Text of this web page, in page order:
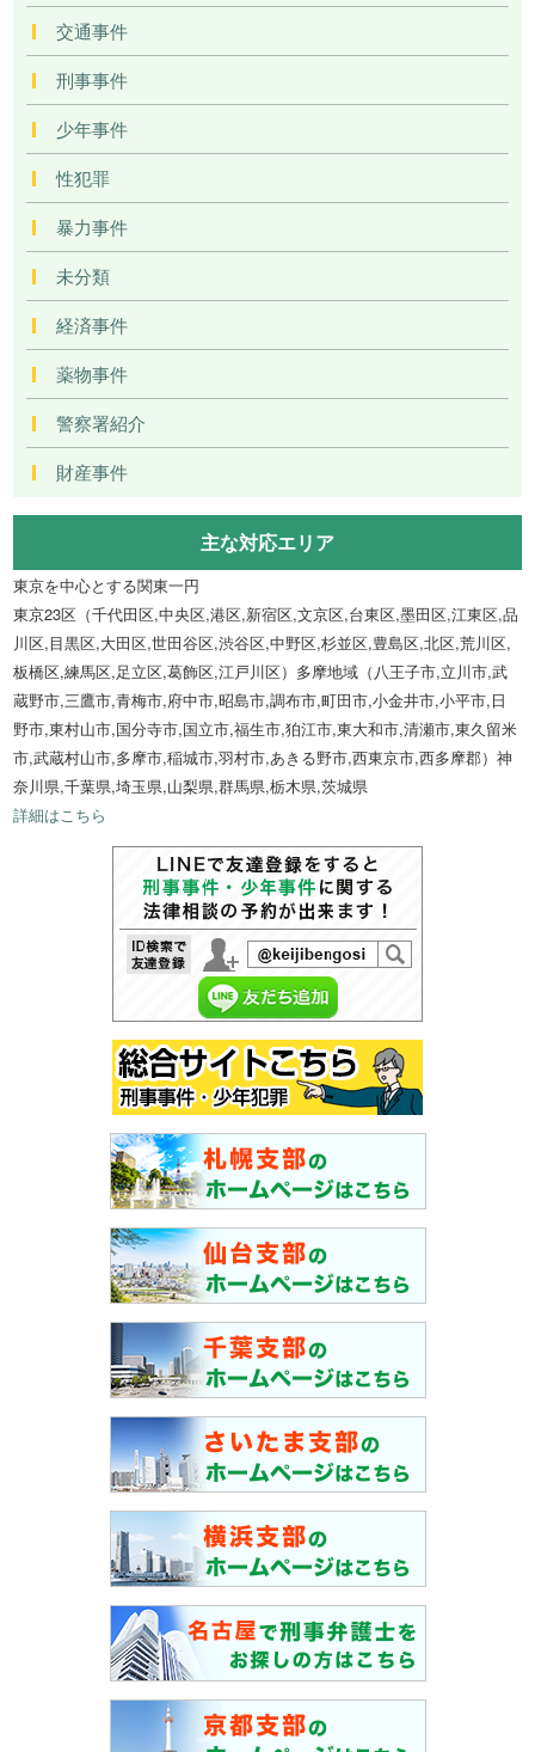
交通事件
刑事事件
少年事件
性犯罪
暴力事件
未分類
経済事件
薬物事件
警察署紹介
財産事件
主な対応エリア
東京を中心とする関東一円
東京23区（千代田区,中央区,港区,新宿区,文京区,台東区,墨田区,江東区,品
川区,目黒区,大田区,世田谷区,渋谷区,中野区,杉並区,豊島区,北区,荒川区,
板橋区,練馬区,足立区,葛飾区,江戸川区）多摩地域（八王子市,立川市,武
蔵野市,三鷹市,青梅市,府中市,昭島市,調布市,町田市,小金井市,小平市,日
野市,東村山市,国分寺市,国立市,福生市,狛江市,東大和市,清瀬市,東久留米
市,武蔵村山市,多摩市,稲城市,羽村市,あきる野市,西東京市,西多摩郡）神
奈川県,千葉県,埼玉県,山梨県,群馬県,栃木県,茨城県
詳細はこちら